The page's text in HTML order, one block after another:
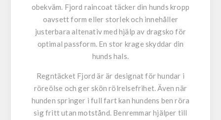
obekväm. Fjord raincoat täcker din hunds kropp
oavsett form eller storlek och innehåller
justerbara altenativ med hjälp av dragsko för
optimal passform. En stor krage skyddar din
hunds hals.
Regntäcket Fjord är är designat för hundar i
röreölse och ger skön rölrelsefrihet. Även när
hunden springer i full fart kan hundens ben röra
sig fritt utan motstånd. Benremmar hjälper till